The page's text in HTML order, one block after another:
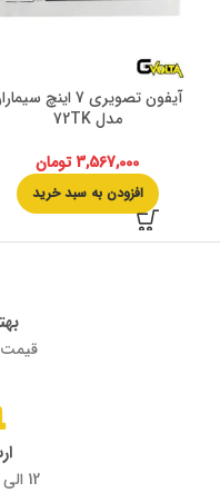
آیفون تصویری 7 اینچ
مدل 72TK
3,567,000تومان
افزودن به سبد خرید
قیمت
12 الی 48 ساعت کاری